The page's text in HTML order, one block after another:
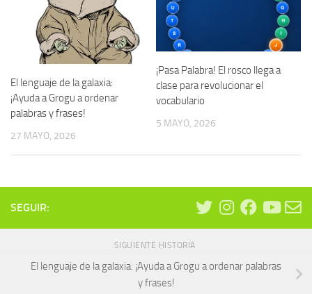
El lenguaje de la galaxia:
¡Ayuda a Grogu a ordenar
palabras y frases!
27 MAYO, 2026
¡Pasa Palabra! El rosco llega a
clase para revolucionar el
vocabulario
5 MAYO, 2026
SEGUIR:
SIGUIENTE HISTORIA
El lenguaje de la galaxia: ¡Ayuda a Grogu a ordenar palabras
y frases!